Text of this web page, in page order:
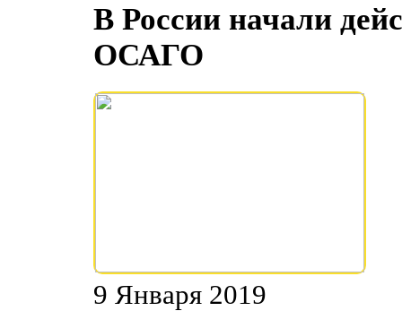
В России начали
ОСАГО
9 Января 2019